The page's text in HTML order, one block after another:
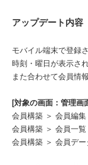
アップデート内容
モバイル端末で登録
時刻・曜日が表示さ
また合わせて会員情
[対象の画面：管理画
会員構築 ＞ 会員編集
会員構築 ＞ 会員一
会員構築 ＞ 会員デ